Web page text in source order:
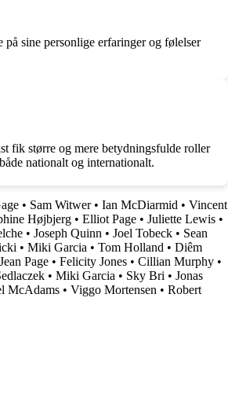
sine personlige erfaringer og følelser
fik større og mere betydningsfulde roller
nationalt og internationalt.
• Sam Witwer• Ian McDiarmid • Vincent
Højbjerg • Elliot Page • Juliette Lewis •
• Joseph Quinn • Joel Tobeck • Sean
• Miki Garcia • Tom Holland • Diêm
Page • Felicity Jones • Cillian Murphy •
• Miki Garcia • Sky Bri • Jonas
McAdams • Viggo Mortensen • Robert